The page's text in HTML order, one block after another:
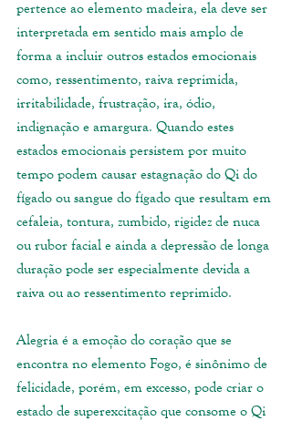
pertence ao elemento madeira, ela deve ser
interpretada em sentido mais amplo de
forma a incluir outros estados emocionais
como, ressentimento, raiva reprimida,
irritabilidade, frustração, ira, ódio,
indignação e amargura. Quando estes
estados emocionais persistem por muito
tempo podem causar estagnação do Qi do
fígado ou sangue do fígado que resultam em
cefaleia, tontura, zumbido, rigidez de nuca
ou rubor facial e ainda a depressão de longa
duração pode ser especialmente devida a
raiva ou ao ressentimento reprimido.
Alegria é a emoção do coração que se
encontra no elemento Fogo, é sinônimo de
felicidade, porém, em excesso, pode criar o
estado de superexcitação que consome o Qi